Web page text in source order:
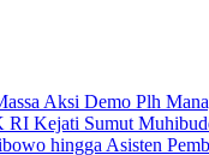
Plh
Kejati Sumut